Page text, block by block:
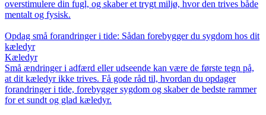
overstimulere din fugl, og skaber et trygt miljø, hvor den trives både
mentalt og fysisk.
Opdag små forandringer i tide: Sådan forebygger du sygdom hos dit
kæledyr
Kæledyr
Små ændringer i adfærd eller udseende kan være de første tegn på,
at dit kæledyr ikke trives. Få gode råd til, hvordan du opdager
forandringer i tide, forebygger sygdom og skaber de bedste rammer
for et sundt og glad kæledyr.